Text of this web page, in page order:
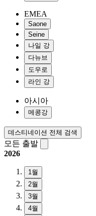
EMEA
Saone
Seine
나일 강
다뉴브
도우로
라인 강
아시아
메콩강
데스티네이션 전체 검색
모든 출발
2026
1월
2월
3월
4월